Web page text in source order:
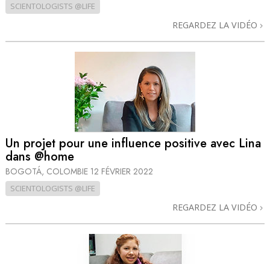
SCIENTOLOGISTS @LIFE
REGARDEZ LA VIDÉO
Un projet pour une influence positive avec Lina
dans @home
BOGOTÁ, COLOMBIE 12 FÉVRIER 2022
SCIENTOLOGISTS @LIFE
REGARDEZ LA VIDÉO